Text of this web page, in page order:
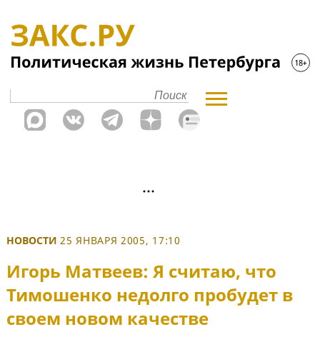
НОВОСТИ 25 ЯНВАРЯ 2005, 17:10
Игорь Матвеев: Я считаю, что
Тимошенко недолго пробудет в
своем новом качестве